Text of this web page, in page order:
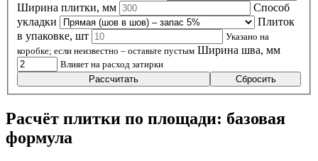
Ширина плитки, мм
Способ
укладки
Плиток
в упаковке, шт
Указано на
коробке; если неизвестно – оставьте пустым Ширина шва, мм
Влияет на расход затирки
Рассчитать
Сбросить
Расчёт плитки по площади: базовая
формула